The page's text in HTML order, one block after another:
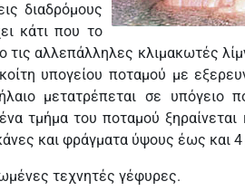
διαδρόμους
κάτι που το
τις αλλεπάλληλες κλιμακωτές
υπογείου ποταμού με
μετατρέπεται σε υπόγειο
τμήμα του ποταμού ξηραίνεται
και φράγματα ύψους έως και 4
τεχνητές γέφυρες.